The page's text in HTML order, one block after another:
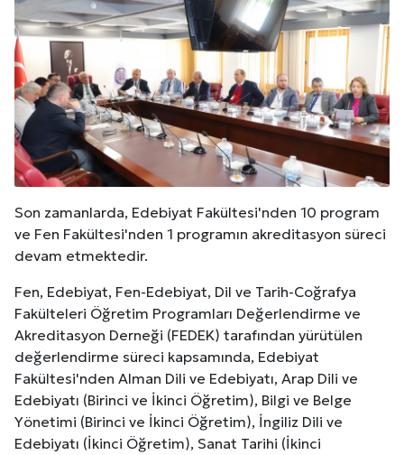
Son zamanlarda, Edebiyat Fakültesi'nden 10 program
ve Fen Fakültesi'nden 1 programın akreditasyon süreci
devam etmektedir.
Fen, Edebiyat, Fen-Edebiyat, Dil ve Tarih-Coğrafya
Fakülteleri Öğretim Programları Değerlendirme ve
Akreditasyon Derneği (FEDEK) tarafından yürütülen
değerlendirme süreci kapsamında, Edebiyat
Fakültesi'nden Alman Dili ve Edebiyatı, Arap Dili ve
Edebiyatı (Birinci ve İkinci Öğretim), Bilgi ve Belge
Yönetimi (Birinci ve İkinci Öğretim), İngiliz Dili ve
Edebiyatı (İkinci Öğretim), Sanat Tarihi (İkinci